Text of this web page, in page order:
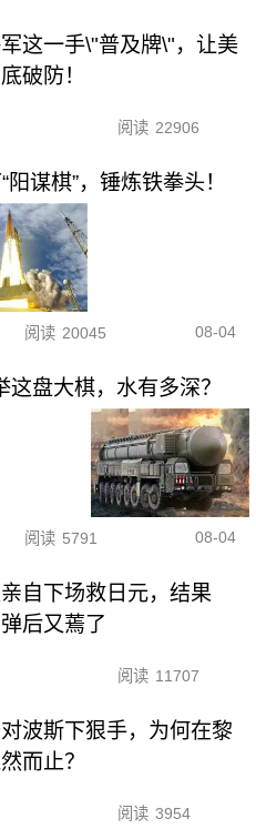
这一手\"普及牌\"，让美
破防！
阅读 22906
谋棋”，锤炼铁拳头！
阅读 20045 08-04
盘大棋，水有多深？
阅读 5791 08-04
自下场救日元，结果
后又蔫了
阅读 11707
波斯下狠手，为何在黎
而止？
阅读 3954